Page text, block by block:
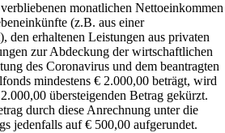
monatlichen Nettoeinkommen
(z.B. aus einer
den erhaltenen Leistungen aus privaten
zur Abdeckung der wirtschaftlichen
des Coronavirus und dem beantragten
mindestens € 2.000,00 beträgt, wird
übersteigenden Betrag gekürzt.
durch diese Anrechnung unter die
jedenfalls auf € 500,00 aufgerundet.